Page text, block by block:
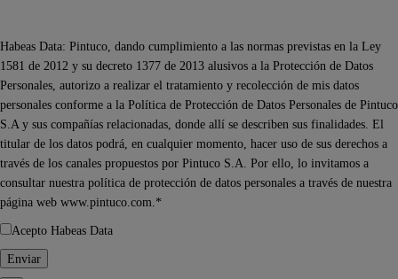
Habeas Data: Pintuco, dando cumplimiento a las normas previstas en la Ley
1581 de 2012 y su decreto 1377 de 2013 alusivos a la Protección de Datos
Personales, autorizo a realizar el tratamiento y recolección de mis datos
personales conforme a la Política de Protección de Datos Personales de Pintuco
S.A y sus compañías relacionadas, donde allí se describen sus finalidades. El
titular de los datos podrá, en cualquier momento, hacer uso de sus derechos a
través de los canales propuestos por Pintuco S.A. Por ello, lo invitamos a
consultar nuestra política de protección de datos personales a través de nuestra
página web www.pintuco.com.*
Acepto Habeas Data